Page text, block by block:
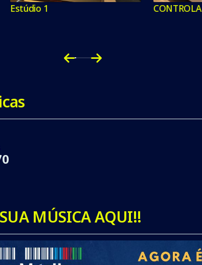
CONTROLADORA DENON2
MÚSICA AQUI!!